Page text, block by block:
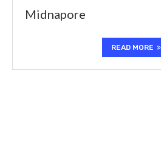
Midnapore
READ MORE